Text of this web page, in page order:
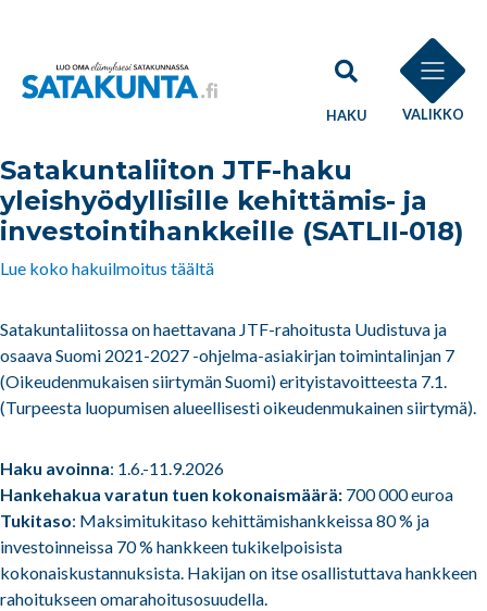
HAKU VALIKKO
Satakuntaliiton JTF-haku
yleishyödyllisille kehittämis- ja
investointihankkeille (SATLII-018)
Lue koko hakuilmoitus täältä
Satakuntaliitossa on haettavana JTF-rahoitusta Uudistuva ja
osaava Suomi 2021-2027 -ohjelma-asiakirjan toimintalinjan 7
(Oikeudenmukaisen siirtymän Suomi) erityistavoitteesta 7.1.
(Turpeesta luopumisen alueellisesti oikeudenmukainen siirtymä).
Haku avoinna: 1.6.-11.9.2026
Hankehakua varatun tuen kokonaismäärä: 700 000 euroa
Tukitaso: Maksimitukitaso kehittämishankkeissa 80 % ja
investoinneissa 70 % hankkeen tukikelpoisista
kokonaiskustannuksista. Hakijan on itse osallistuttava hankkeen
rahoitukseen omarahoitusosuudella.